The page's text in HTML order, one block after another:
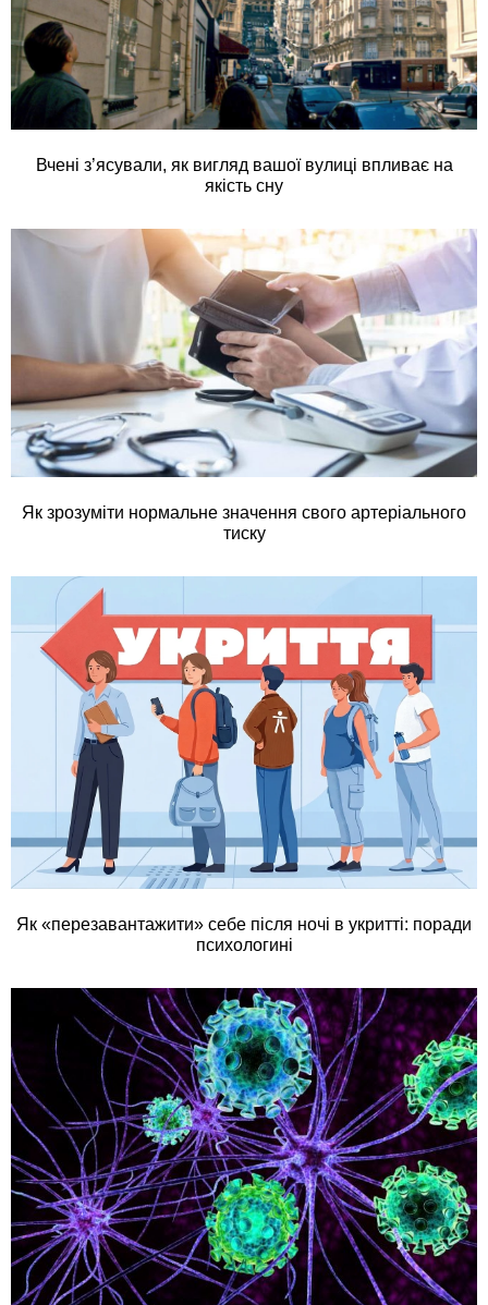
Вчені з’ясували, як вигляд вашої вулиці впливає на
якість сну
Як зрозуміти нормальне значення свого артеріального
тиску
Як «перезавантажити» себе після ночі в укритті: поради
психологині